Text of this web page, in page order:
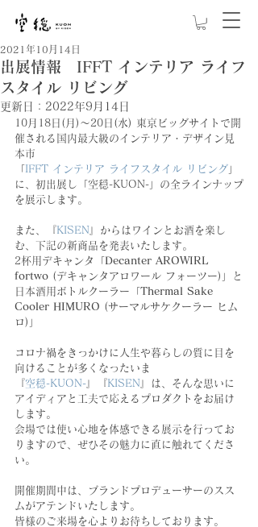
出展情報 IFFT インテリア ライフ
スタイル リビング
2021年10月14日
更新日： 2022年9月14日
10月18日(月)～20日(水) 東京ビッグサイトで開
催される国内最大級のインテリア・デザイン見
本市
「IFFT インテリア ライフスタイル リビング 」
に、初出展し「空穏-KUON-」の全ラインナップ
を展示します。
また、『KISEN』からはワインとお酒を楽し
む、下記の新商品を発表いたします。
2杯用デキャンタ「Decanter AROWIRL
fortwo (デキャンタアロワール フォーツー)」と
日本酒用ボトルクーラー「Thermal Sake
Cooler HIMURO (サーマルサケクーラー ヒム
ロ)」
コロナ禍をきっかけに人生や暮らしの質に目を
向けることが多くなったいま
『空穏-KUON-』『KISEN』は、そんな思いに
アイディアと工夫で応えるプロダクトをお届け
します。
会場では使い心地を体感できる展示を行ってお
りますので、ぜひその魅力に直に触れてくださ
い。
開催期間中は、ブランドプロデューサーのスス
ムがアテンドいたします。
皆様のご来場を心よりお待ちしております。